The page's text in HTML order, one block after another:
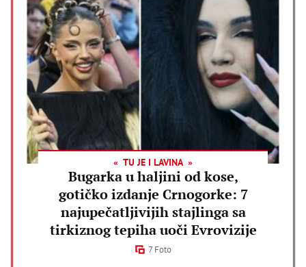
TU JE I LAVINA
Bugarka u haljini od kose,
gotičko izdanje Crnogorke: 7
najupečatljivijih stajlinga sa
tirkiznog tepiha uoči Evrovizije
7 Foto